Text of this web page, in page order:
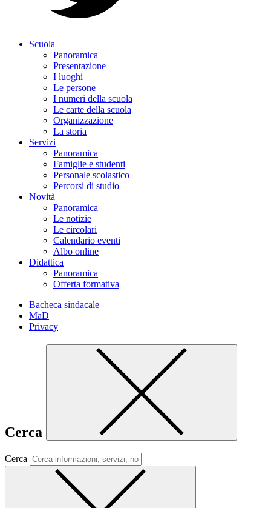
Scuola
Panoramica
Presentazione
I luoghi
Le persone
I numeri della scuola
Le carte della scuola
Organizzazione
La storia
Servizi
Panoramica
Famiglie e studenti
Personale scolastico
Percorsi di studio
Novità
Panoramica
Le notizie
Le circolari
Calendario eventi
Albo online
Didattica
Panoramica
Offerta formativa
Bacheca sindacale
MaD
Privacy
Cerca
Cerca